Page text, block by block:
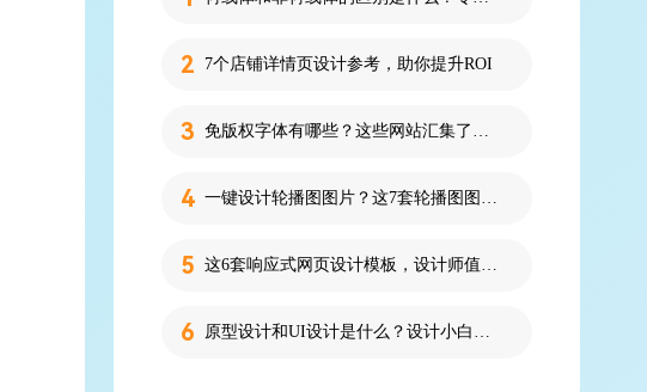
7个店铺详情页设计参考，助你提升ROI
免版权字体有哪些？这些网站汇集了近百款免版权字体！
一键设计轮播图图片？这7套轮播图图片资源快收藏！
这6套响应式网页设计模板，设计师值得收藏！
原型设计和UI设计是什么？设计小白必看的科普！